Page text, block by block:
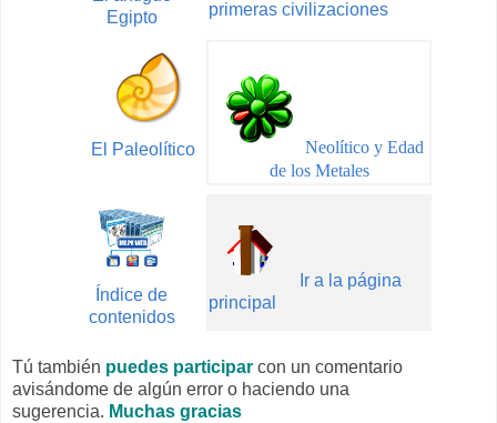
Egipto
primeras civilizaciones
El Paleolítico Neolítico y Edad
de los Metales
Índice de
contenidos
Ir a la página
principal
Tú también puedes participar con un comentario
avisándome de algún error o haciendo una
sugerencia. Muchas gracias